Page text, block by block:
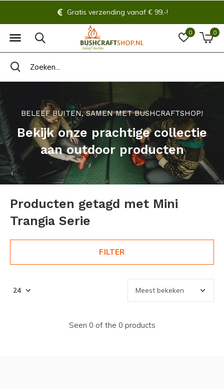
0 0
Gratis verzending vanaf € 99,-!
BELEEF BUITEN, SAMEN MET BUSHCRAFTSHOP!
Bekijk onze prachtige collectie
aan outdoor producten
Producten getagd met Mini
Trangia Serie
FILTER
Seen 0 of the 0 products